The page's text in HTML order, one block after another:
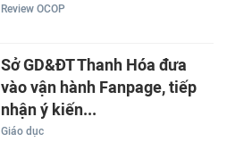
Review OCOP
Sở GD&ĐT Thanh Hóa đưa
vào vận hành Fanpage, tiếp
nhận ý kiến...
Giáo dục